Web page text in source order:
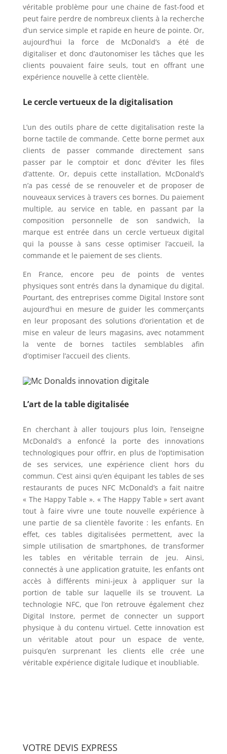
véritable problème pour une chaine de fast-food et
peut faire perdre de nombreux clients à la recherche
d’un service simple et rapide en heure de pointe. Or,
aujourd’hui la force de McDonald’s a été de
digitaliser et donc d’autonomiser les tâches que les
clients pouvaient faire seuls, tout en offrant une
expérience nouvelle à cette clientèle.
Le cercle vertueux de la digitalisation
L’un des outils phare de cette digitalisation reste la
borne tactile de commande. Cette borne permet aux
clients de passer commande directement sans
passer par le comptoir et donc d’éviter les files
d’attente. Or, depuis cette installation, McDonald’s
n’a pas cessé de se renouveler et de proposer de
nouveaux services à travers ces bornes. Du paiement
multiple, au service en table, en passant par la
composition personnelle de son sandwich, la
marque est entrée dans un cercle vertueux digital
qui la pousse à sans cesse optimiser l’accueil, la
commande et le paiement de ses clients.
En France, encore peu de points de ventes
physiques sont entrés dans la dynamique du digital.
Pourtant, des entreprises comme Digital Instore sont
aujourd’hui en mesure de guider les commerçants
en leur proposant des solutions d’orientation et de
mise en valeur de leurs magasins, avec notamment
la vente de bornes tactiles semblables afin
d’optimiser l’accueil des clients.
L’art de la table digitalisée
En cherchant à aller toujours plus loin, l’enseigne
McDonald’s a enfoncé la porte des innovations
technologiques pour offrir, en plus de l’optimisation
de ses services, une expérience client hors du
commun. C’est ainsi qu’en équipant les tables de ses
restaurants de puces NFC McDonald’s a fait naitre
« The Happy Table ». « The Happy Table » sert avant
tout à faire vivre une toute nouvelle expérience à
une partie de sa clientèle favorite : les enfants. En
effet, ces tables digitalisées permettent, avec la
simple utilisation de smartphones, de transformer
les tables en véritable terrain de jeu. Ainsi,
connectés à une application gratuite, les enfants ont
accès à différents mini-jeux à appliquer sur la
portion de table sur laquelle ils se trouvent. La
technologie NFC, que l’on retrouve également chez
Digital Instore, permet de connecter un support
physique à du contenu virtuel. Cette innovation est
un véritable atout pour un espace de vente,
puisqu’en surprenant les clients elle crée une
véritable expérience digitale ludique et inoubliable.
VOTRE DEVIS EXPRESS